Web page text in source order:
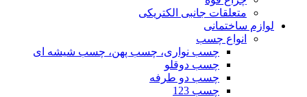
متعلقات جانبی الکتریکی
لوازم ساختمانی
انواع چسب
چسب نواری، چسب پهن، چسب شیشه ای
چسب دوقلو
چسب دو طرفه
چسب 123